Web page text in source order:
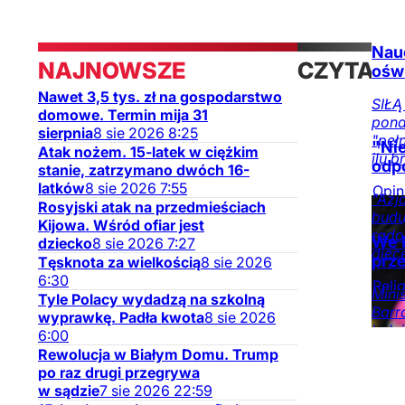
NAJNOWSZE
Nawet 3,5 tys. zł na gospodarstwo
domowe. Termin mija 31
sierpnia8 sie 2026 8:25
Atak nożem. 15-latek w ciężkim
stanie, zatrzymano dwóch 16-
latków8 sie 2026 7:55
Rosyjski atak na przedmieściach
Kijowa. Wśród ofiar jest
dziecko8 sie 2026 7:27
Tęsknota za wielkością8 sie 2026
6:30
Tyle Polacy wydadzą na szkolną
wyprawkę. Padła kwota8 sie 2026
6:00
Rewolucja w Białym Domu. Trump
po raz drugi przegrywa
w sądzie7 sie 2026 22:59
CZYTAJ
ilu
na
We